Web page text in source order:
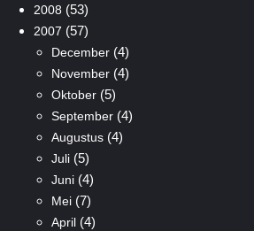
2008 (53)
2007 (57)
December(4)
November(4)
Oktober(5)
September(4)
Augustus(4)
Juli(5)
Juni(4)
Mei(7)
April(4)